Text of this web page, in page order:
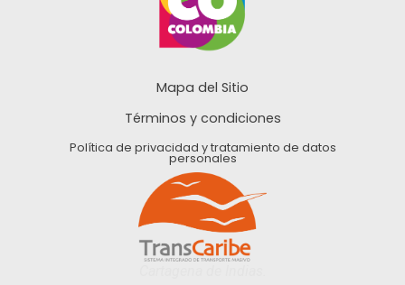
Mapa del Sitio
Términos y condiciones
Política de privacidad y tratamiento de datos
personales